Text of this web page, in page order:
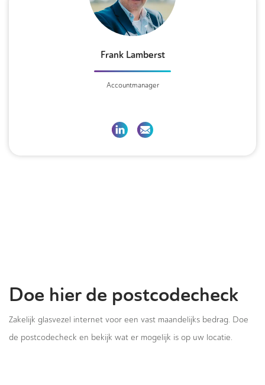
Frank Lamberst
Accountmanager
Doe hier de postcodecheck
Zakelijk glasvezel internet voor een vast maandelijks bedrag. Doe
de postcodecheck en bekijk wat er mogelijk is op uw locatie.